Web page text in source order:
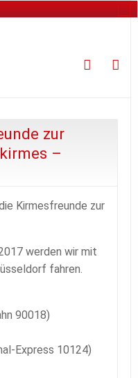
zur
–
Kirmesfreunde zur
werden wir mit
fahren.
90018)
Express 10124)